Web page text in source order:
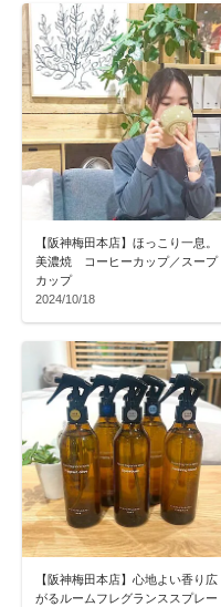
【阪神梅田本店】ほっこり一息。
美濃焼 コーヒーカップ／スープ
カップ
2024/10/18
【阪神梅田本店】心地よい香り広
がるルームフレグランススプレー